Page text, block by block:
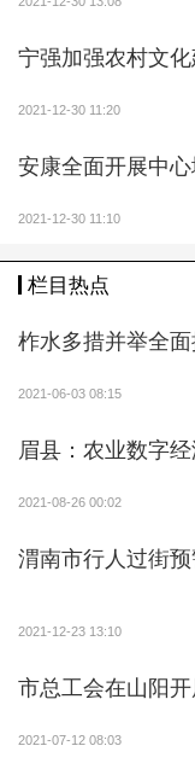
宁强加强农村文
2021-12-30 11:20
安康全面开展中
2021-12-30 11:10
栏目热点
柞水多措并举全
2021-06-03 08:15
眉县：农业数字
2021-08-26 00:02
渭南市行人过街
2021-12-23 13:10
市总工会在山阳开
2021-07-12 08:03